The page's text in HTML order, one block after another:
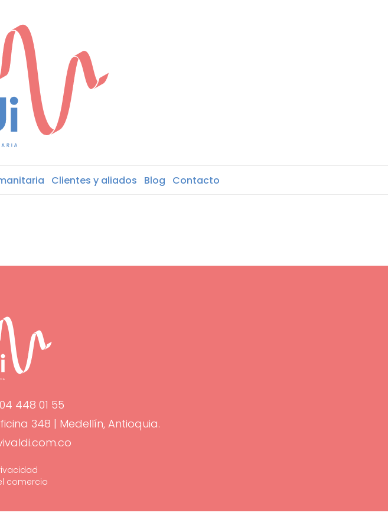
Clientes y aliados Blog Contacto
448 01 55
348 | Medellín, Antioquia.
comercio